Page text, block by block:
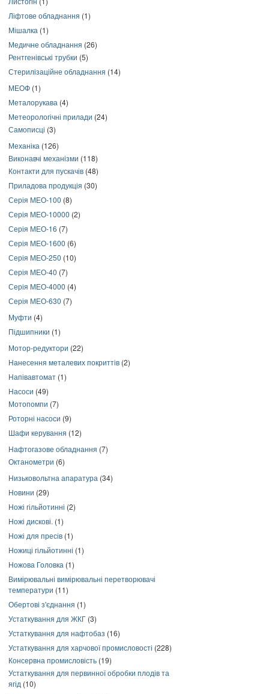
Ліфтове обладнання (1)
Мішалка (1)
Медичне обладнання (26)
Рентгенівські трубки (5)
Стерилізаційне обладнання (14)
МЕОФ (1)
Металорукава (4)
Метеорологічні прилади (24)
Самописці (3)
Механіка (126)
Виконавчі механізми (118)
Контакти для пускачів (48)
Приладова продукція (30)
Серія МЕО-100 (8)
Серія МЕО-10000 (2)
Серія МЕО-16 (7)
Серія МЕО-1600 (6)
Серія МЕО-250 (10)
Серія МЕО-40 (7)
Серія МЕО-4000 (4)
Серія МЕО-630 (7)
Муфти (4)
Підшипники (1)
Мотор-редуктори (22)
Нанесення металевих покриттів (2)
Напівавтомат (1)
Насоси (49)
Мотопомпи (7)
Роторні насоси (9)
Шафи керування (12)
Нафтогазове обладнання (7)
Октанометри (6)
Низьковольтна апаратура (34)
Новини (29)
Ножі гільйотинні (2)
Ножі дискові. (1)
Ножі для пресів (1)
Ножиці гільйотинні (1)
Ножова Головка (1)
Вимірювальні вимірювальні перетворювачі
температури (11)
Обертові з'єднання (1)
Устаткування для ЖКГ (3)
Устаткування для нафтобаз (16)
Устаткування для харчової промисловості (228)
Консервна промисловість (19)
Устаткування для первинної обробки плодів та
ягід (10)